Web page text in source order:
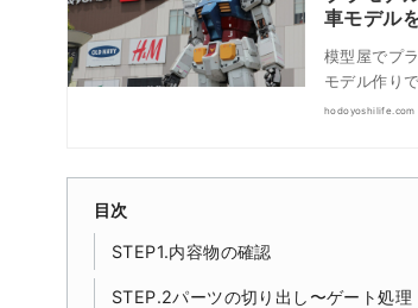
車モデル
模型屋でプ
モデル作り
hodoyoshilife.com
目次
STEP1.内容物の確認
STEP.2パーツの切り出し〜ゲート処理